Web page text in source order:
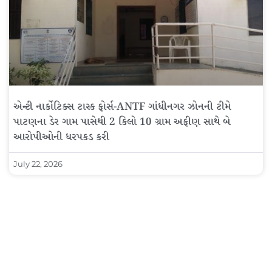
એન્ટી નાર્કોટિક્સ ટાસ્ક ફોર્સ-ANTF ગાંધીનગર ઝોનની ટીમે
પાટણના ડેર ગામ પાસેથી 2 કિલો 10 ગ્રામ અફીણ સાથે બે
આરોપીઓની ધરપકડ કરી
July 22, 2026